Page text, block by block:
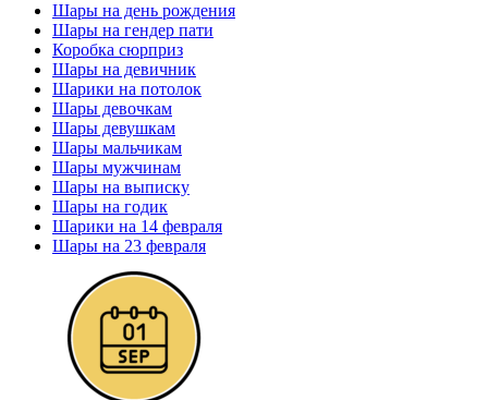
Шары на день рождения
Шары на гендер пати
Коробка сюрприз
Шары на девичник
Шарики на потолок
Шары девочкам
Шары девушкам
Шары мальчикам
Шары мужчинам
Шары на выписку
Шары на годик
Шарики на 14 февраля
Шары на 23 февраля